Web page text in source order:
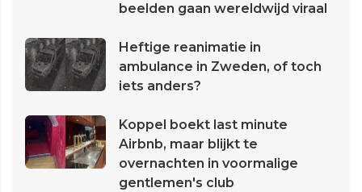
beelden gaan wereldwijd viraal
Heftige reanimatie in
ambulance in Zweden, of toch
iets anders?
Koppel boekt last minute
Airbnb, maar blijkt te
overnachten in voormalige
gentlemen's club